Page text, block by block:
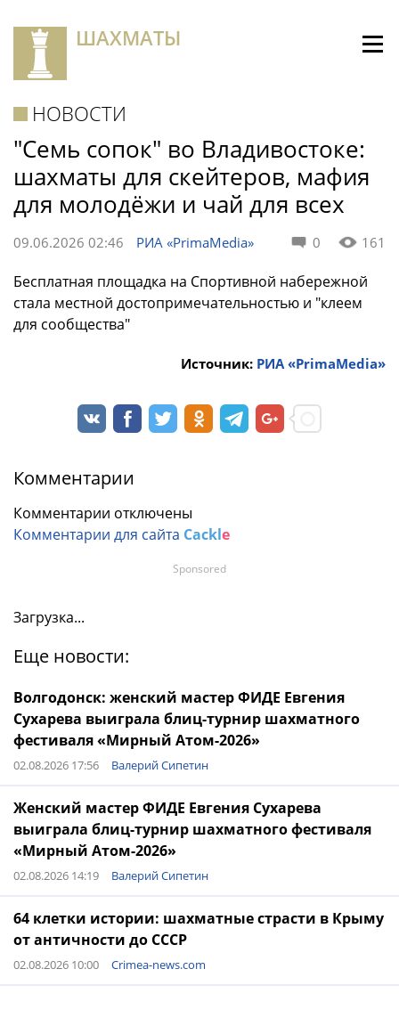
ШАХМАТЫ
НОВОСТИ
"Семь сопок" во Владивостоке:
шахматы для скейтеров, мафия
для молодёжи и чай для всех
0 161
09.06.2026 02:46 РИА «PrimaMedia»
Бесплатная площадка на Спортивной набережной
стала местной достопримечательностью и "клеем
для сообщества"
Источник: РИА «PrimaMedia»
Комментарии
Комментарии отключены
Комментарии для сайта Cackle
Загрузка...
Еще новости:
Волгодонск: женский мастер ФИДЕ Евгения
Сухарева выиграла блиц-турнир шахматного
фестиваля «Мирный Атом-2026»
02.08.2026 17:56 Валерий Сипетин
Женский мастер ФИДЕ Евгения Сухарева
выиграла блиц-турнир шахматного фестиваля
«Мирный Атом-2026»
02.08.2026 14:19 Валерий Сипетин
64 клетки истории: шахматные страсти в Крыму
от античности до СССР
02.08.2026 10:00 Crimea-news.com
Sponsored